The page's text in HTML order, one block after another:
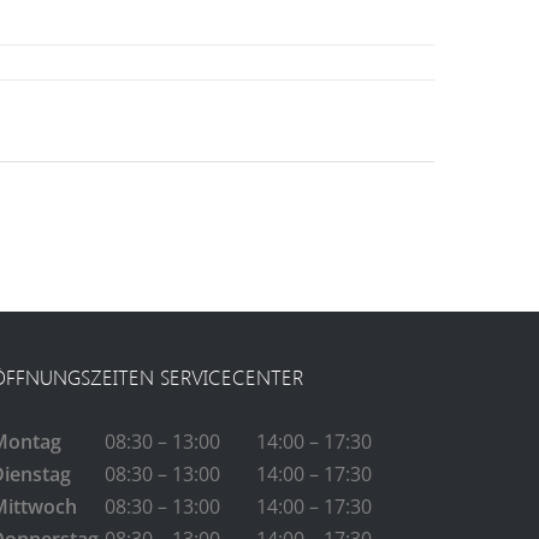
SERVICECENTER
08:30 – 13:00
14:00 – 17:30
08:30 – 13:00
14:00 – 17:30
08:30 – 13:00
14:00 – 17:30